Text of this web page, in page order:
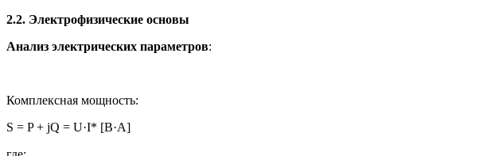
2.2. Электрофизические основы
Анализ электрических параметров:
Комплексная мощность:
S = P + jQ = U·I* [В·А]